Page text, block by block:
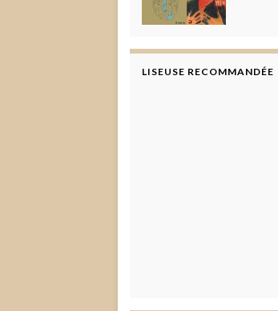
LISEUSE RECOMMANDÉE